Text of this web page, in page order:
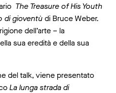
The Treasure of His Youth
di gioventùdi Bruce Weber.
dell’arte – la
sua eredità e della sua
del talk, viene presentato
La lunga strada di